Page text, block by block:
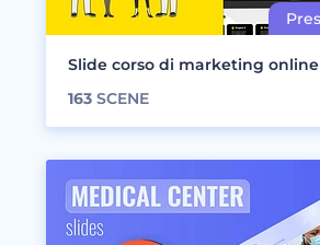
Slide corso di marketing online
163 SCENE